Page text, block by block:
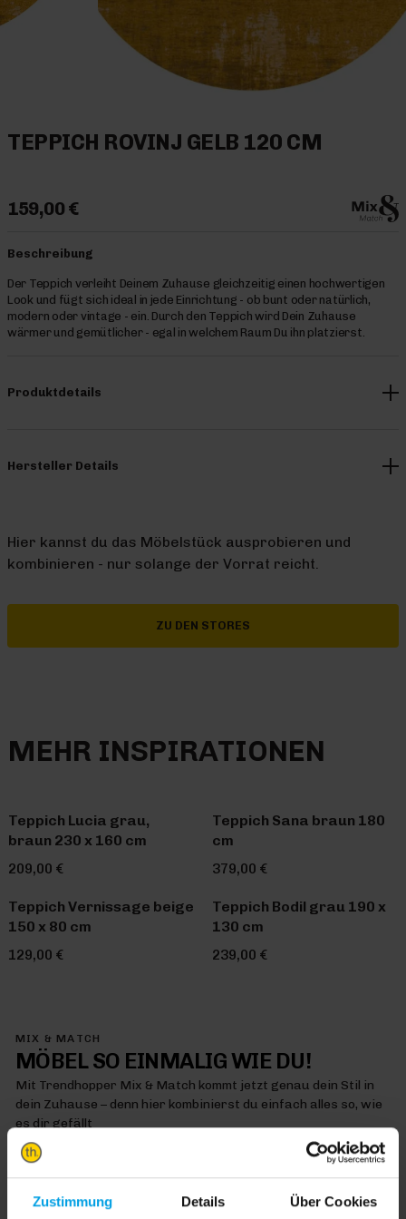
Zustimmung Details Über Cookies
TEPPICH ROVINJ GELB 120 CM
159,00 €
Beschreibung
Der Teppich verleiht Deinem Zuhause gleichzeitig einen hochwertigen
Look und fügt sich ideal in jede Einrichtung - ob bunt oder natürlich,
modern oder vintage - ein. Durch den Teppich wird Dein Zuhause
wärmer und gemütlicher - egal in welchem Raum Du ihn platzierst.
Produktdetails
Hersteller Details
Hier kannst du das Möbelstück ausprobieren und
kombinieren - nur solange der Vorrat reicht.
ZU DEN STORES
MEHR INSPIRATIONEN
Teppich Lucia grau,
braun 230 x 160 cm
209,00 €
Teppich Sana braun 180
cm
379,00 €
Teppich Vernissage beige
150 x 80 cm
129,00 €
Teppich Bodil grau 190 x
130 cm
239,00 €
MIX & MATCH
MÖBEL SO EINMALIG WIE DU!
Mit Trendhopper Mix & Match kommt jetzt genau dein Stil in
dein Zuhause – denn hier kombinierst du einfach alles so, wie
es dir gefällt
MIX & MATCH DICH HAPPY